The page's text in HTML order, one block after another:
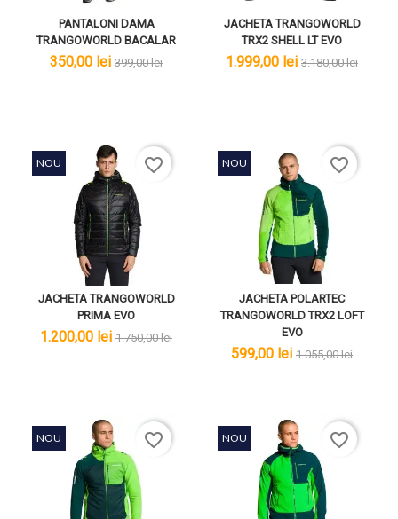
PANTALONI DAMA
TRANGOWORLD BACALAR
lei
350,00 lei lei
399,00 lei
JACHETA TRANGOWORLD
TRX2 SHELL LT EVO
lei
1.999,00 lei lei
3.180,00 lei
JACHETA TRANGOWORLD
PRIMA EVO
lei
1.200,00 lei lei
1.750,00 lei
NOU favorite_border
JACHETA POLARTEC
TRANGOWORLD TRX2 LOFT
EVO
lei
599,00 lei lei
1.055,00 lei
NOU favorite_border
NOU favorite_border NOU favorite_border